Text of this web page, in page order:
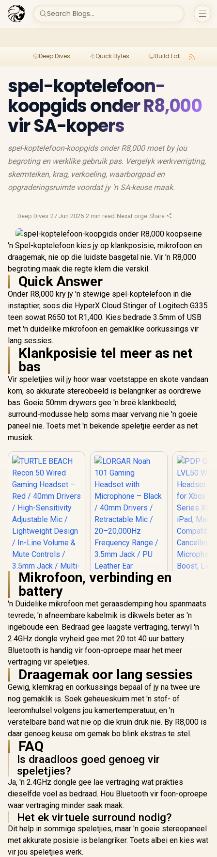
Search Blogs...
Deep Dives Quick Bytes Build Lab
spel-koptelefoon-
koopgids onder R8,000
vir SA-kopers
spel-koptelefoon-koopgids onder R8,000 moet by jou
begroting en werklike gebruik pas. Vergelyk werkverrigting,
skermteiken, krag, verkoeling, waarborgpad en
opgraderingsruimte voordat jy 'n SA-keuse maak.
Deep Dives·27 Jun 2026·2 min read ·NexaForge·Share
'n Spel-koptelefoon kies jy op klankposisie, mikrofoon en
draagemak, nie op die luidste basgetal nie. Vir 'n R8,000
begroting maak die regte klem die verskil.
Quick Answer
Onder R8,000 kry jy 'n stewige spel-koptelefoon in die
instaptier, soos die HyperX Cloud Stinger of Logitech G335
teen sowat R650 tot R1,400. Kies bedrade 3.5mm of USB
met 'n duidelike mikrofoon en gemaklike oorkussings vir
lang sessies.
Klankposisie tel meer as net
bas
Vir speletjies wil jy hoor waar voetstappe en skote vandaan
kom, so akkurate stereobeeld is belangriker as oordrewe
bas. Goeie 50mm drywers gee 'n breë klankbeeld;
surround-modusse help soms maar vervang nie 'n goeie
paneel nie. Toets met 'n bekende speletjie eerder as net
musiek.
TURTLE BEACH
Recon 50 Wired
Gaming Headset –
Red / 40mm Drivers
/ High-Sensitivity
Adjustable Mic /
Lightweight Design
/ In-Line Volume &
Mute Controls /
3.5mm Jack / Multi-
Platform
Compatible
R639 In Stock
LORGAR Noah 101
Gaming Headset
with Microphone –
Black / 40mm
Retractable Mic /
20–20,000Hz
Frequency Range /
3.5mm Jack / PU
Leather Ear
Cushions / Foldable
Design / Multi-
Platform
Compatible
R 369 In Stock
PDP
Mic for
Boost,
/ 048-124-
R
Mikrofoon, verbinding en
battery
'n Duidelike mikrofoon met geraasdemping hou spanmaats
tevrede; 'n afneembare kabelmik is dikwels beter as 'n
ingeboude een. Bedraad gee laagste vertraging, terwyl 'n
2.4GHz dongle vryheid gee met 20 tot 40 uur battery.
Bluetooth is handig vir foon-oproepe maar het meer
vertraging vir speletjies.
Draagemak oor lang sessies
Gewig, klemkrag en oorkussings bepaal of jy na twee ure
nog gemaklik is. Soek geheueskuim met 'n stof- of
leeromhulsel volgens jou kamertemperatuur, en 'n
verstelbare band wat nie op die kruin druk nie. By R8,000 is
daar genoeg keuse om gemak bo blink ekstras te stel.
FAQ
Is draadloos goed genoeg vir
speletjies?
Ja, 'n 2.4GHz dongle gee lae vertraging wat prakties
dieselfde voel as bedraad. Hou Bluetooth vir foon-oproepe
waar vertraging minder saak maak.
Het ek virtuele surround nodig?
Dit help in sommige speletjies, maar 'n goeie stereopaneel
met akkurate posisie is belangriker. Toets albei en kies wat
vir jou speletjies werk.